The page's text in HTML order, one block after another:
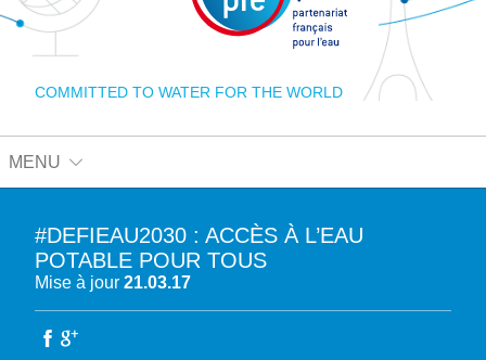
COMMITTED TO WATER FOR THE WORLD
MENU
A PROPOS DU PFE
NOTRE MISSION
L’EAU DANS LES OBJECTIFS DU DÉVELOPPEMENT DURABLE (ODD)
NOS PRODUCTIONS
#DEFIEAU2030 : ACCÈS À L’EAU
POTABLE POUR TOUS
Mise à jour 21.03.17